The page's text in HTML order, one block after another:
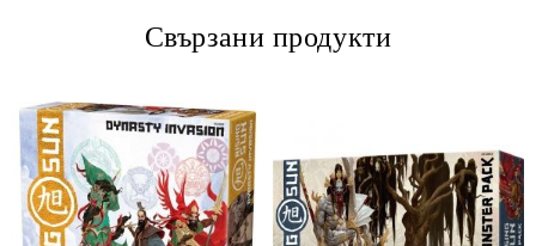
Свързани продукти